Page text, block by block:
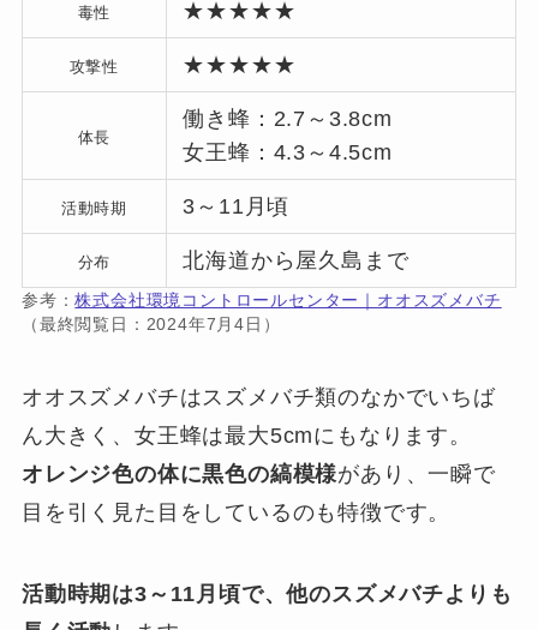
毒性 ★★★★★
攻撃性 ★★★★★
体長
働き蜂：2.7～3.8cm
女王蜂：4.3～4.5cm
活動時期 3～11月頃
分布 北海道から屋久島まで
参考：株式会社環境コントロールセンター｜オオスズメバチ
（最終閲覧日：2024年7月4日）
オオスズメバチはスズメバチ類のなかでいちば
ん大きく、女王蜂は最大5cmにもなります。
オレンジ色の体に黒色の縞模様があり、一瞬で
目を引く見た目をしているのも特徴です。
活動時期は3～11月頃で、他のスズメバチよりも